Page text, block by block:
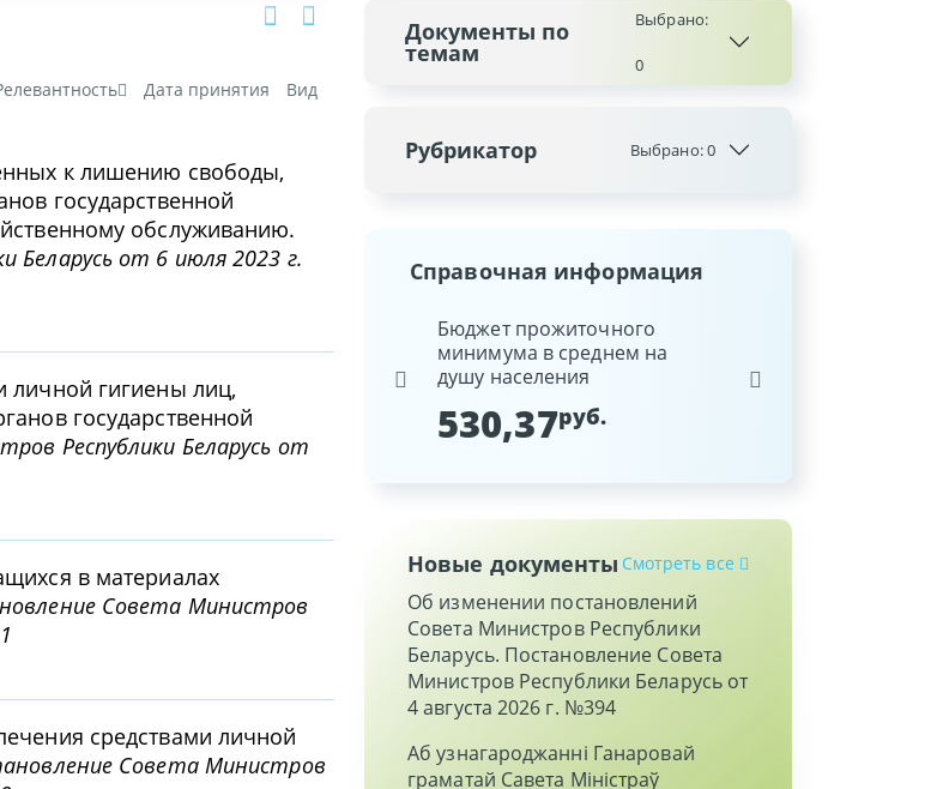
Дата принятия
Вид
к лишению свободы,
государственной
обслуживанию.
Беларусь от 6 июля 2023 г.
личной гигиены лиц,
государственной
Республики Беларусь от
в материалах
Совета Министров
средствами личной
Совета Министров
Документы по
темам
Выбрано:
0
Рубрикатор Выбрано:0
Справочная информация
20,03
Бюджет прожиточного
минимума в среднем на
душу населения
530,37руб.
Республики Беларусь
Новые документы Смотреть все
Об изменении постановлений
Совета Министров Республики
Беларусь. Постановление Совета
Министров Республики Беларусь от
4 августа 2026 г. №394
Аб узнагароджаннi Ганаровай
граматай Савета Мiнiстраў